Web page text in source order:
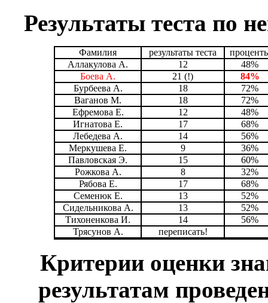
Результаты теста по
Фамилия результаты теста
Аллакулова А.
12
48%
Боева А.
21 (!)
84%
Бурбеева А.
18
72%
Ваганов М.
18
72%
Ефремова Е.
12
48%
Игнатова Е.
17
68%
Лебедева А.
14
56%
Меркушева Е.
9
36%
Павловская Э.
15
60%
Рожкова А.
8
32%
Рябова Е.
17
68%
Семенюк Е.
13
52%
Сидельникова А.
13
52%
Тихоненкова И.
14
56%
Трясунов А.
переписать!
Критерии оценки
результатам